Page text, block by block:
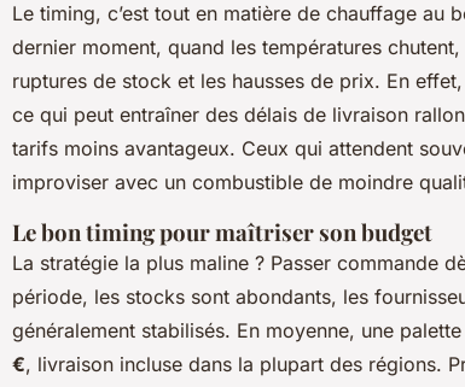
Le timing, c’est tout en matière de chauffage au
dernier moment, quand les températures
ruptures de stock et les hausses de prix. En
ce qui peut entraîner des délais de livraison
tarifs moins avantageux. Ceux qui attendent
improviser avec un combustible de moindre
Le bon timing pour maîtriser son budget
La stratégie la plus maline ? Passer commande
période, les stocks sont abondants, les
généralement stabilisés. En moyenne, une
€, livraison incluse dans la plupart des régions.